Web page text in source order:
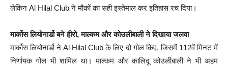
लेकिन Al Hilal Club ने मौकों का सही इस्तेमाल कर इतिहास रच दिया।
मार्कोस लियोनार्डो बने हीरो, माल्कम और कोउलीबाली ने दिखाया जलवा
मार्कोस लियोनार्डो ने Al Hilal Club के लिए दो गोल किए, जिसमें 112वें मिनट में
निर्णायक गोल भी शामिल था। माल्कम और कालिदू कोउलीबाली ने भी अहम